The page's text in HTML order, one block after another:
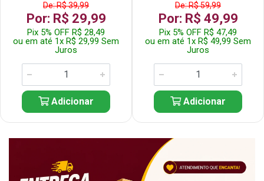
De: R$ 39,99
Por: R$ 29,99
Pix 5% OFF R$ 28,49
ou em até 1x R$ 29,99 Sem
Juros
Adicionar
De: R$ 59,99
Por: R$ 49,99
Pix 5% OFF R$ 47,49
ou em até 1x R$ 49,99 Sem
Juros
Adicionar